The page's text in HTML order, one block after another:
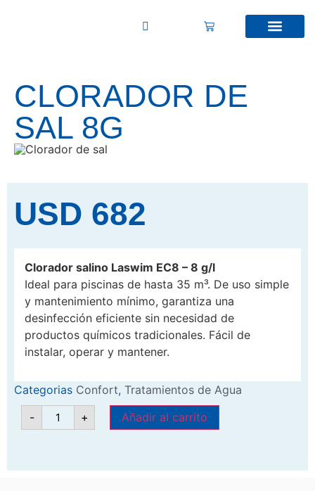
CLORADOR DE
SAL 8G
USD 682
Clorador salino Laswim EC8 – 8 g/l
Ideal para piscinas de hasta 35 m³. De uso simple
y mantenimiento mínimo, garantiza una
desinfección eficiente sin necesidad de
productos químicos tradicionales. Fácil de
instalar, operar y mantener.
Categorias Confort, Tratamientos de Agua
-
+ Añadir al carrito